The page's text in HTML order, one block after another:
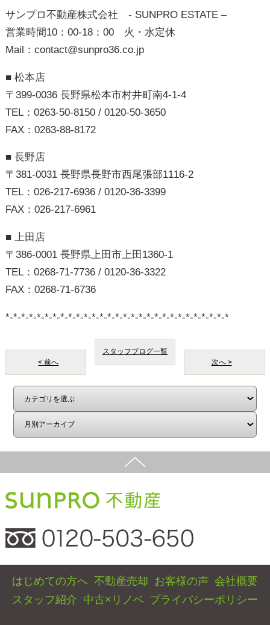
〒386-0001 長野県上田市上田1360-1
TEL：0268-71-7736 / 0120-36-3322
FAX：0268-71-6736
< 前へ 次へ >
スタッフブログ一覧
スタッフ紹介
中古×リノベ
Copyright©サンプロ不動産株式会社 co.,ltd All rights reserverd.